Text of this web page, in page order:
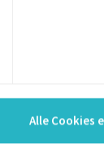
Alle Cookies
sowie
Ich bin